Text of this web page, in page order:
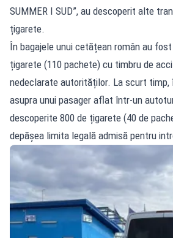
SUMMER I SUD”, au descoperit alte
țigarete.
În bagajele unui cetățean român au
țigarete (110 pachete) cu timbru de
nedeclarate autorităților. La scurt
asupra unui pasager aflat într-un
descoperite 800 de țigarete (40 de
depășea limita legală admisă pentru